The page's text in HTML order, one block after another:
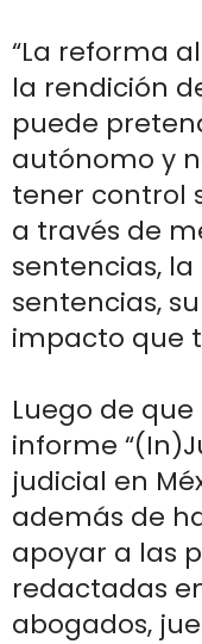
“La reforma
la rendición
puede
autónomo y
tener control
a través de
sentencias,
sentencias,
impacto que
Luego de
informe
judicial en
además de
apoyar a las
redactadas
abogados,